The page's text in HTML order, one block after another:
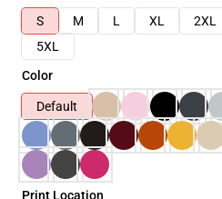
S
M L XL 2XL
5XL
Color
Default
Print Location